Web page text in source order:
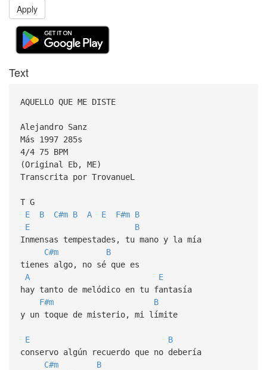
Apply
Text
AQUELLO QUE ME DISTE
Alejandro Sanz
Más 1997 285s
4/4 75 BPM
(Original Eb, ME)
Transcrita por TrovanueL
T G
E
B C#m B A E F#m B
E
B
Inmensas tempestades, tu mano y la mía
C#m
B
tienes algo, no sé que es
A
E
hay tanto de melódico en tu fantasía
F#m
B
y un toque de misterio, mi límite
E
B
conservo algún recuerdo que no debería
C#m
B